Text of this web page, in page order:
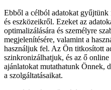
Ebből a célból adatokat
és eszközeikről. Ezeket az
optimalizálására és személyre
megjelenítésére, valamint a
használjuk fel. Az Ön titkosított
szinkronizálhatjuk, és az ő
ajánlatokat mutathatunk Önnek,
a szolgáltatásaikat.